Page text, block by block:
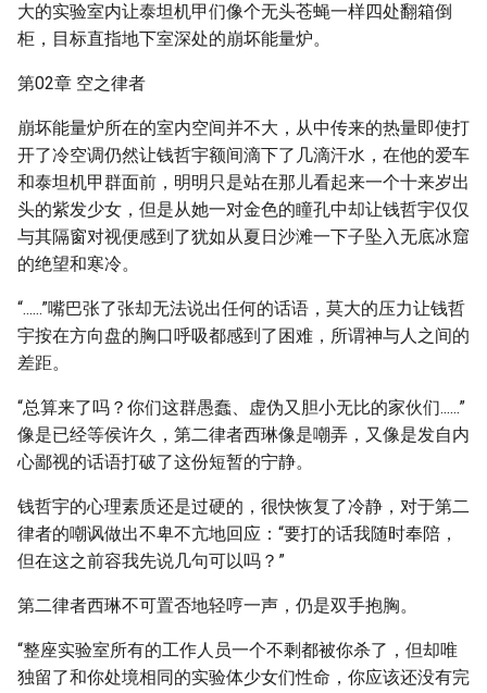
大的实验室内让泰坦机甲们像个无头苍蝇一样四处翻箱倒
柜，目标直指地下室深处的崩坏能量炉。
第02章 空之律者
崩坏能量炉所在的室内空间并不大，从中传来的热量即使打
开了冷空调仍然让钱哲宇额间滴下了几滴汗水，在他的爱车
和泰坦机甲群面前，明明只是站在那儿看起来一个十来岁出
头的紫发少女，但是从她一对金色的瞳孔中却让钱哲宇仅仅
与其隔窗对视便感到了犹如从夏日沙滩一下子坠入无底冰窟
的绝望和寒冷。
“......”嘴巴张了张却无法说出任何的话语，莫大的压力让钱哲
宇按在方向盘的胸口呼吸都感到了困难，所谓神与人之间的
差距。
“总算来了吗？你们这群愚蠢、虚伪又胆小无比的家伙们......”
像是已经等侯许久，第二律者西琳像是嘲弄，又像是发自内
心鄙视的话语打破了这份短暂的宁静。
钱哲宇的心理素质还是过硬的，很快恢复了冷静，对于第二
律者的嘲讽做出不卑不亢地回应：“要打的话我随时奉陪，
但在这之前容我先说几句可以吗？”
第二律者西琳不可置否地轻哼一声，仍是双手抱胸。
“整座实验室所有的工作人员一个不剩都被你杀了，但却唯
独留了和你处境相同的实验体少女们性命，你应该还没有完